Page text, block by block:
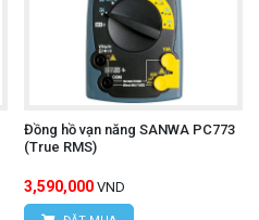
Đồng hồ vạn năng SANWA PC773
(True RMS)
3,590,000 VND